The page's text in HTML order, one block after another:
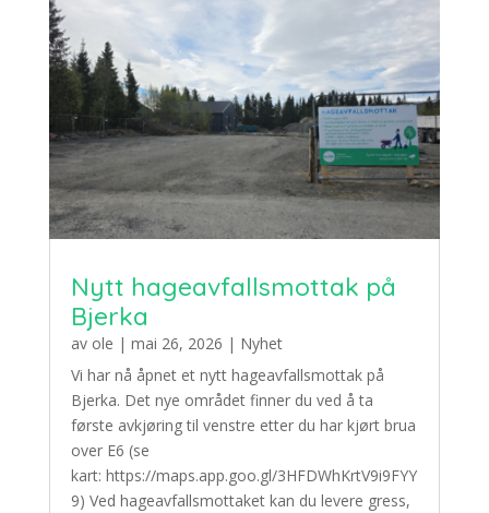
Nytt hageavfallsmottak på
Bjerka
av ole | mai 26, 2026 | Nyhet
Vi har nå åpnet et nytt hageavfallsmottak på
Bjerka. Det nye området finner du ved å ta
første avkjøring til venstre etter du har kjørt brua
over E6 (se
kart: https://maps.app.goo.gl/3HFDWhKrtV9i9FYY
9) Ved hageavfallsmottaket kan du levere gress,